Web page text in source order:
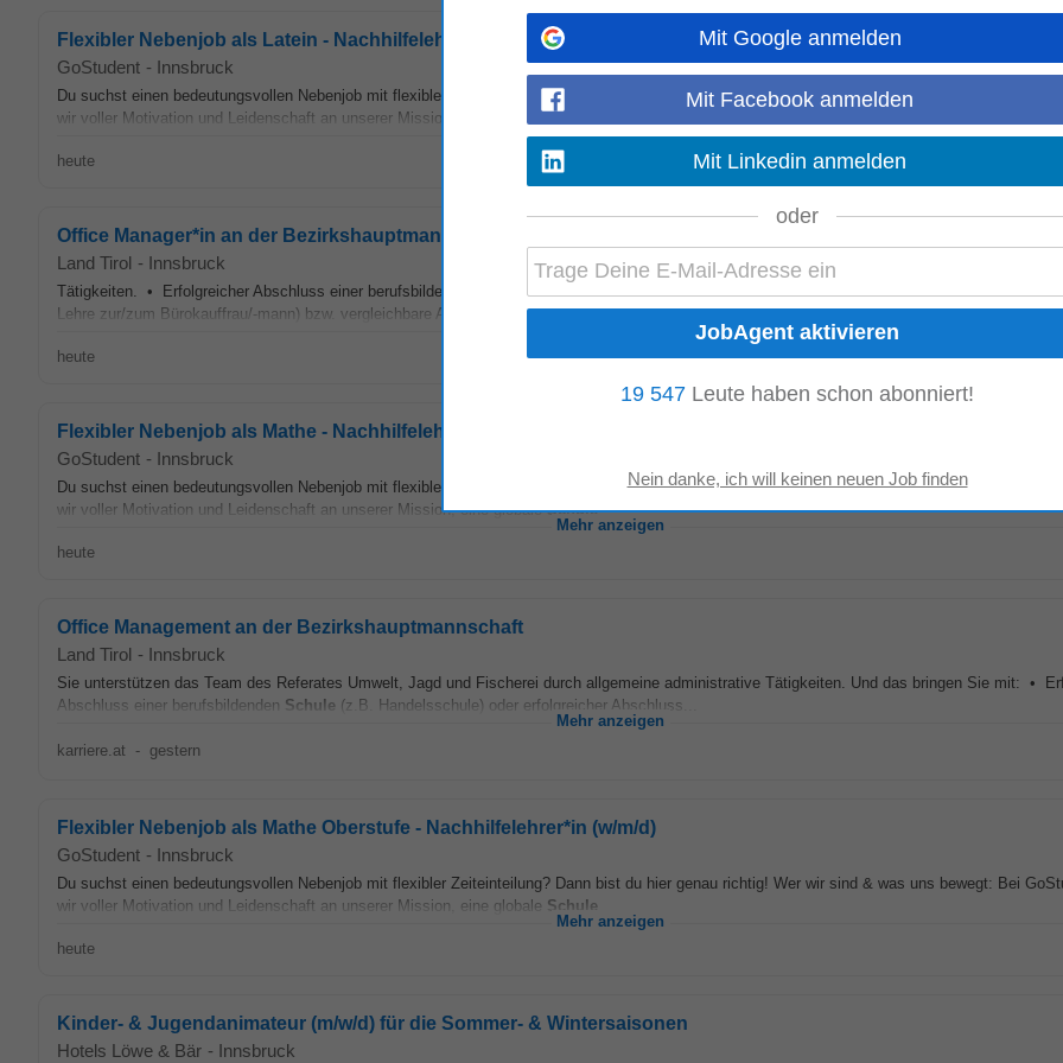
Flexibler Nebenjob als Latein - Nachhilfelehrer*in (w/m/d)
GoStudent - Innsbruck
Du suchst einen bedeutungsvollen Nebenjob mit flexibler Zeiteinteilung? Dann bist du hier genau richtig! Wer wir sind & was uns bewegt: Bei
wir voller Motivation und Leidenschaft an unserer Mission, eine globale
Mehr anzeigen
heute
Office Manager*in an der Bezirkshauptmannschaft Innsbruck
Land Tirol - Innsbruck
Tätigkeiten. • Erfolgreicher Abschluss einer berufsbildenden Schule(z.B. Handelsschule) oder erfolgreicher Abschluss einer kaufmännischen
Lehre zur/zum Bürokauffrau/-mann) bzw. vergleichbare Ausbildung • Gute EDV-Kenntnisse • Bereitschaft...
heute
Flexibler Nebenjob als Mathe - Nachhilfelehrer*in (w/m/d)
GoStudent - Innsbruck
Du suchst einen bedeutungsvollen Nebenjob mit flexibler Zeiteinteilung? Dann bist du hier genau richtig! Wer wir sind & was uns bewegt: Bei
wir voller Motivation und Leidenschaft an unserer Mission, eine globaleSchule...
Mehr anzeigen
heute
Office Management an der Bezirkshauptmannschaft
Land Tirol - Innsbruck
Sie unterstützen das Team des Referates Umwelt, Jagd und Fischerei durch allgemeine administrative Tätigkeiten. Und das bringen Sie mit: •
Abschluss einer berufsbildenden Schule (z.B. Handelsschule) oder erfolgreicher Abschluss...
Mehr anzeigen
karriere.at - gestern
Flexibler Nebenjob als Mathe Oberstufe - Nachhilfelehrer*in (w/m/d)
GoStudent - Innsbruck
Du suchst einen bedeutungsvollen Nebenjob mit flexibler Zeiteinteilung? Dann bist du hier genau richtig! Wer wir sind & was uns bewegt: Bei
wir voller Motivation und Leidenschaft an unserer Mission, eine globale Schule
Mehr anzeigen
heute
Kinder- & Jugendanimateur (m/w/d) für die Sommer- & Wintersaisonen
Hotels Löwe & Bär - Innsbruck
Mit Google anmelden
Mit Facebook anmelden
Mit Linkedin anmelden
oder
19 547 Leute haben schon abonniert!